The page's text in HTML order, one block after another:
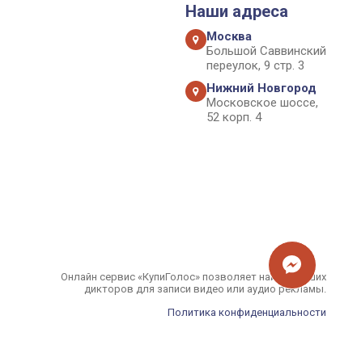
Наши адреса
Москва
Большой Саввинский
переулок, 9 стр. 3
Нижний Новгород
Московское шоссе,
52 корп. 4
Онлайн сервис «КупиГолос» позволяет найти лучших
дикторов для записи видео или аудио рекламы.
Политика конфиденциальности